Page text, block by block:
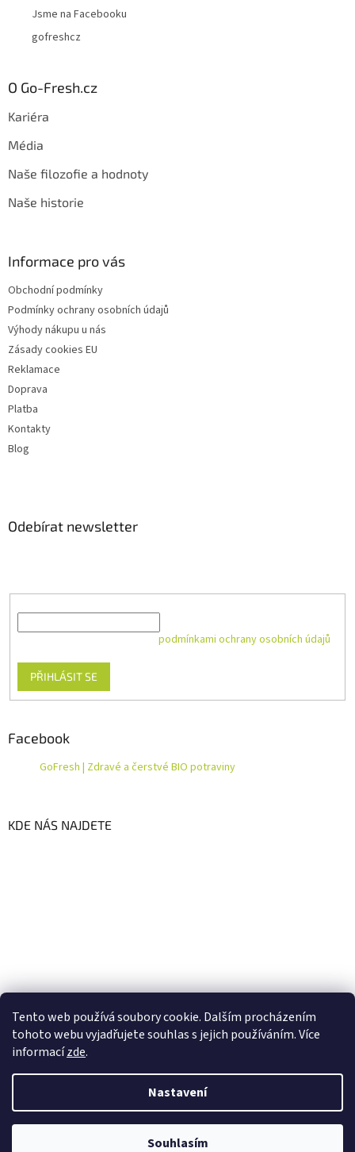
Tento web používá soubory cookie. Dalším procházením
tohoto webu vyjadřujete souhlas s jejich používáním. Více
informacízde.
Nastavení
Souhlasím
Jsme na Facebooku
gofreshcz
O Go-Fresh.cz
Kariéra
Média
Naše filozofie a hodnoty
Naše historie
Informace pro vás
Obchodní podmínky
Podmínky ochrany osobních údajů
Výhody nákupu u nás
Zásady cookies EU
Reklamace
Doprava
Platba
Kontakty
Blog
Odebírat newsletter
podmínkami ochrany osobních údajů
PŘIHLÁSIT SE
Facebook
GoFresh | Zdravé a čerstvé BIO potraviny
KDE NÁS NAJDETE
Copyright 2026GoFresh | Zdravé a čerstvé BIO potraviny.
Všechna práva vyhrazena.Upravit nastavení cookies